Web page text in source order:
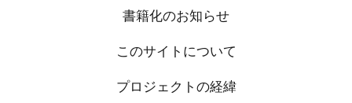
書籍化のお知らせ
このサイトについて
プロジェクトの経緯